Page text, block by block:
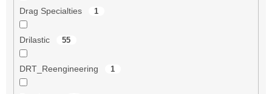
Drag Specialties 1
Drilastic 55
DRT_Reengineering 1